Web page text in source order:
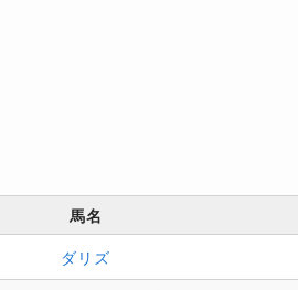
馬名
ダリズ